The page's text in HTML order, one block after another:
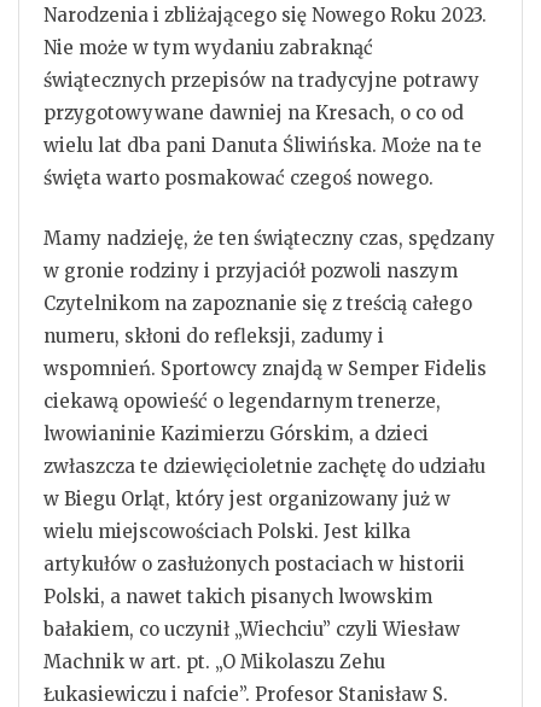
Narodzenia i zbliżającego się Nowego Roku 2023.
Nie może w tym wydaniu zabraknąć
świątecznych przepisów na tradycyjne potrawy
przygotowywane dawniej na Kresach, o co od
wielu lat dba pani Danuta Śliwińska. Może na te
święta warto posmakować czegoś nowego.
Mamy nadzieję, że ten świąteczny czas, spędzany
w gronie rodziny i przyjaciół pozwoli naszym
Czytelnikom na zapoznanie się z treścią całego
numeru, skłoni do refleksji, zadumy i
wspomnień. Sportowcy znajdą w Semper Fidelis
ciekawą opowieść o legendarnym trenerze,
lwowianinie Kazimierzu Górskim, a dzieci
zwłaszcza te dziewięcioletnie zachętę do udziału
w Biegu Orląt, który jest organizowany już w
wielu miejscowościach Polski. Jest kilka
artykułów o zasłużonych postaciach w historii
Polski, a nawet takich pisanych lwowskim
bałakiem, co uczynił „Wiechciu” czyli Wiesław
Machnik w art. pt. „O Mikolaszu Zehu
Łukasiewiczu i nafcie”. Profesor Stanisław S.